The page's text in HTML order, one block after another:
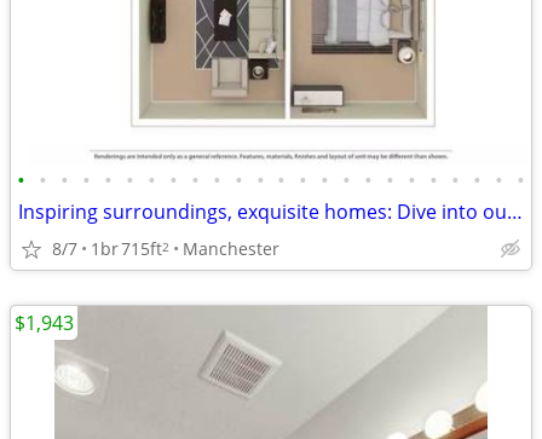
• • • • • • • • • • • • • • • • • • • • • • • •
Inspiring surroundings, exquisite homes: Dive into our 1 BR.
8/7 1br715ft2 Manchester
$1,943